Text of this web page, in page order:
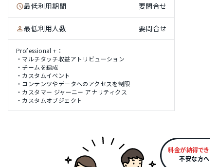
最低利用期間 要問合せ
最低利用人数 要問合せ
Professional +：
・マルチタッチ収益アトリビューション
・チームを編成
・カスタムイベント
・コンテンツやデータへのアクセスを制限
・カスタマー ジャーニー アナリティクス
・カスタムオブジェクト
料金が納得できる
不安な方へ